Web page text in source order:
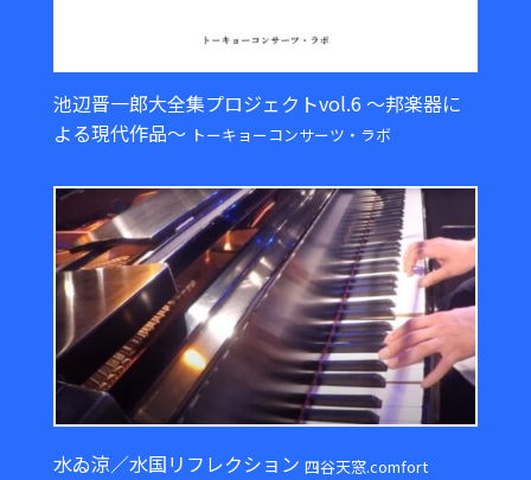
池辺晋一郎大全集プロジェクトvol.6 ～邦楽器に
よる現代作品～ トーキョーコンサーツ・ラボ
水ゐ涼／水国リフレクション四谷天窓.comfort